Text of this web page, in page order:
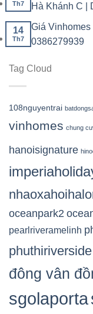
Th7 Hà Khánh C |
14
Th7
Giá
0386279939
Tag Cloud
108nguyentrai
vinhomes chung
hanoisignature
oceanpark2
pearlriveramelinh
phuthiriverside
đông vân
sgolaporta